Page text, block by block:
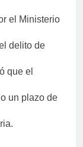
el Ministerio
delito de
que el
un plazo de